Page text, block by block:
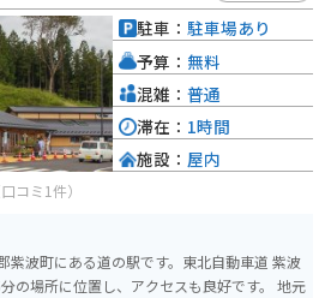
口コミ1件）
紫波町にある道の駅です。東北自動車道 紫波
場所に位置し、アクセスも良好です。 地元
駐車： 駐車場あり
予算： 無料
混雑： 普通
滞在： 1時間
施設： 屋内